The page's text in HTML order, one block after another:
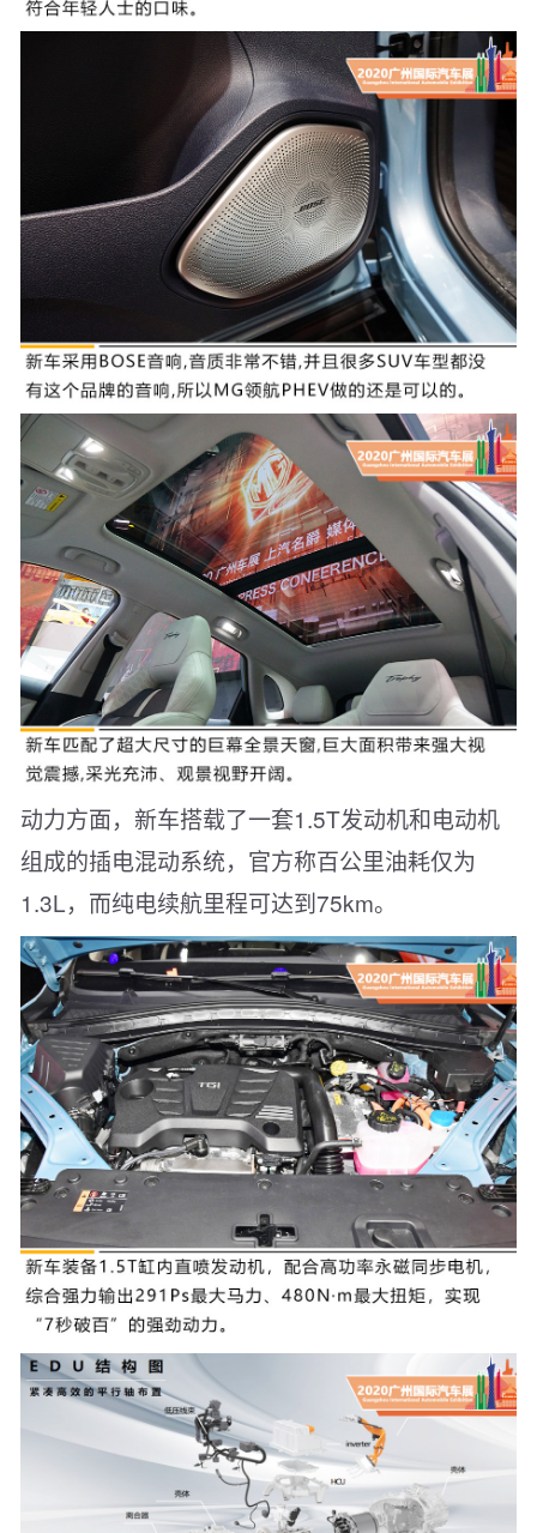
动力方面，新车搭载了一套1.5T发动机和电动机
组成的插电混动系统，官方称百公里油耗仅为
1.3L，而纯电续航里程可达到75km。